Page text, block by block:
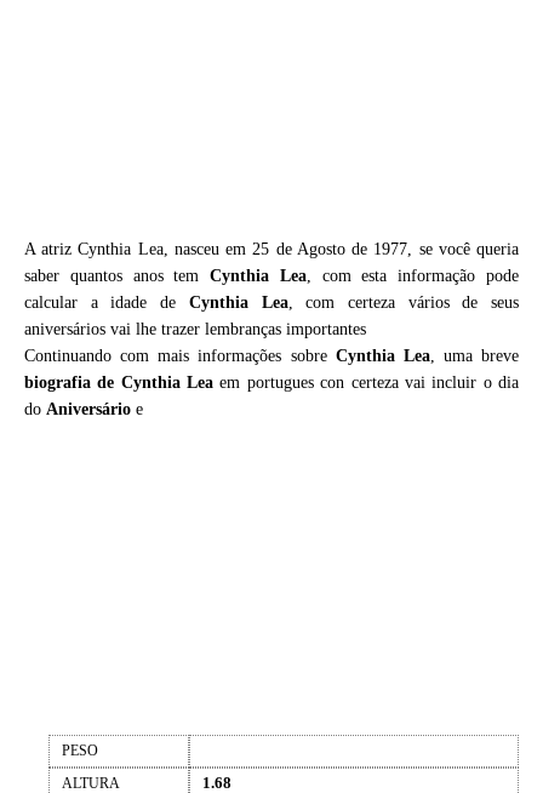
A atriz Cynthia Lea, nasceu em 25 de Agosto de 1977, se você queria
saber quantos anos temCynthia Lea, com esta informação pode
calcular a idade de Cynthia Lea, com certeza vários de seus
aniversários vai lhe trazer lembranças importantes
Continuando com mais informações sobre Cynthia Lea, uma breve
biografia de Cynthia Lea em portugues con certeza vai incluir o dia
do Aniversário e
PESO
ALTURA
1.68